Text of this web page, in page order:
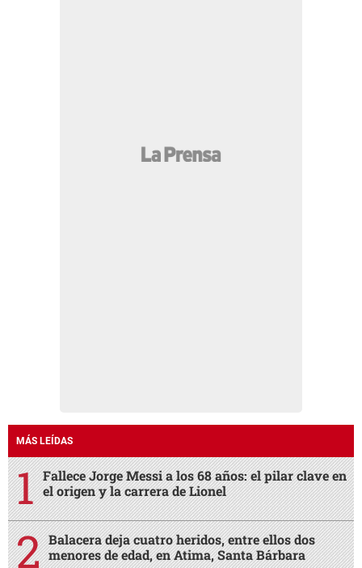
MÁS LEÍDAS
Fallece Jorge Messi a los 68 años: el pilar clave en
el origen y la carrera de Lionel
Balacera deja cuatro heridos, entre ellos dos
menores de edad, en Atima, Santa Bárbara